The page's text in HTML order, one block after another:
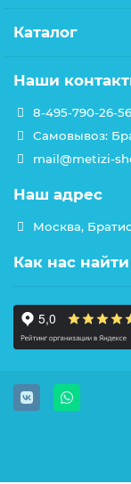
Каталог
Наши
8-495-790-26-56
Самовывоз:
mail@metizi-
Наш адрес
Москва,
Как нас найти